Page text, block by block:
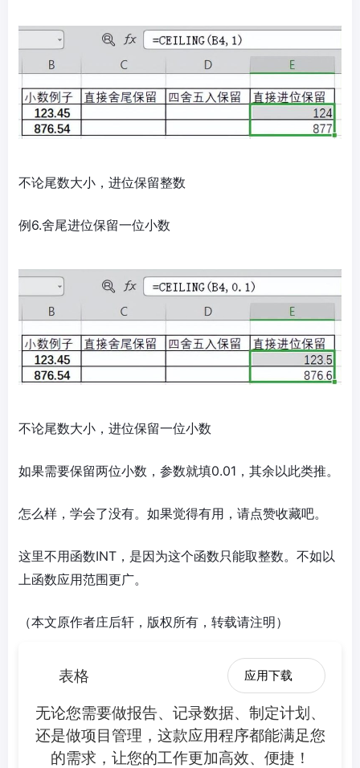
不论尾数大小，进位保留整数
例6.舍尾进位保留一位小数
不论尾数大小，进位保留一位小数
如果需要保留两位小数，参数就填0.01，其余以此类推。
怎么样，学会了没有。如果觉得有用，请点赞收藏吧。
这里不用函数INT，是因为这个函数只能取整数。不如以
上函数应用范围更广。
（本文原作者庄后轩，版权所有，转载请注明）
表格 应用下载
无论您需要做报告、记录数据、制定计划、
还是做项目管理，这款应用程序都能满足您
的需求，让您的工作更加高效、便捷！